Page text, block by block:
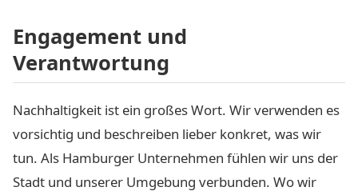
Engagement und
Verantwortung
Nachhaltigkeit ist ein großes Wort. Wir verwenden es
vorsichtig und beschreiben lieber konkret, was wir
tun. Als Hamburger Unternehmen fühlen wir uns der
Stadt und unserer Umgebung verbunden. Wo wir